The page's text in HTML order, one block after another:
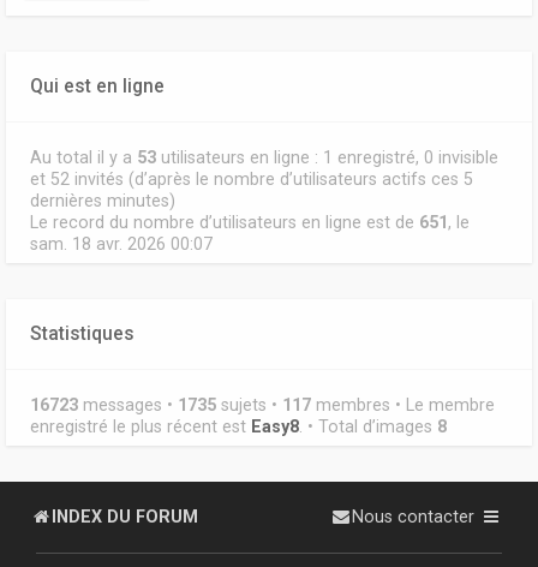
Qui est en ligne
Au total il y a 53 utilisateurs en ligne : 1 enregistré, 0 invisible
et 52 invités (d’après le nombre d’utilisateurs actifs ces 5
dernières minutes)
Le record du nombre d’utilisateurs en ligne est de 651 , le
sam. 18 avr. 2026 00:07
Statistiques
16723 messages • 1735 sujets • 117 membres • Le membre
enregistré le plus récent est Easy8 . • Total d’images 8
INDEX DU FORUM Nous contacter